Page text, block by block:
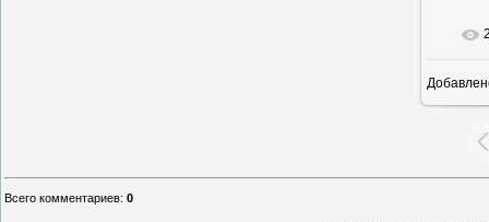
Всего комментариев: 0